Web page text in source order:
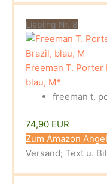
Liebling Nr. 8
Freeman T. Porter
blau, M*
freeman t.
74,90 EUR
Zum Amazon
Versand; Text u.